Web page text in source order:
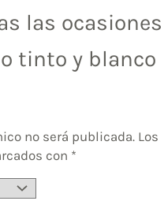
las ocasiones
tinto y blanco
no será publicada. Los
con *